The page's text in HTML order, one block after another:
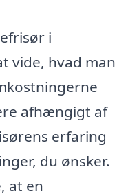
i
vide, hvad man
afhængigt af
erfaring
du ønsker.
at en